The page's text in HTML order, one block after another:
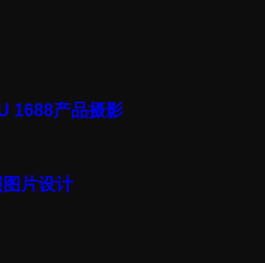
1688产品摄影
片设计